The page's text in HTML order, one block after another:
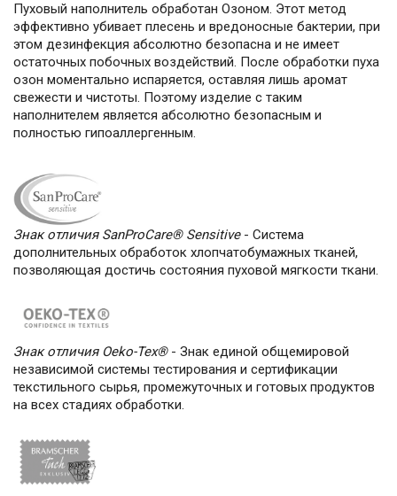
Пуховый наполнитель обработан Озоном. Этот метод
эффективно убивает плесень и вредоносные бактерии, при
этом дезинфекция абсолютно безопасна и не имеет
остаточных побочных воздействий. После обработки пуха
озон моментально испаряется, оставляя лишь аромат
свежести и чистоты. Поэтому изделие с таким
наполнителем является абсолютно безопасным и
полностью гипоаллергенным.
Знак отличия SanProCare® Sensitive - Cистема
дополнительных обработок хлопчатобумажных тканей,
позволяющая достичь состояния пуховой мягкости ткани.
Знак отличия Oeko-Tex® - Знак единой общемировой
независимой системы тестирования и сертификации
текстильного сырья, промежуточных и готовых продуктов
на всех стадиях обработки.